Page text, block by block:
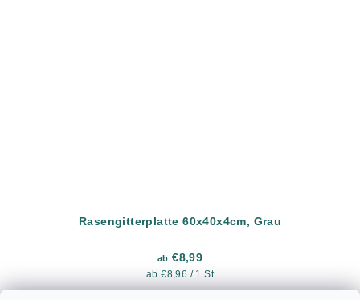
Rasengitterplatte 60x40x4cm, Grau
ab €8,99
Verkaufspreis:
ab €8,96 / 1 St